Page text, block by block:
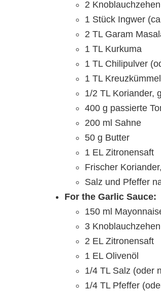
2
1 Stück Ingwer
2 TL Garam
1 TL Kurkuma
1 TL Chilipulver
1 TL
1/2 TL Koriander,
400 g passierte
200 ml Sahne
50 g Butter
1 EL Zitronensaft
Frischer
Salz und Pfeffer
For the Garlic Sauce:
150 ml
3
2 EL Zitronensaft
1 EL Olivenöl
1/4 TL Salz (oder
1/4 TL Pfeffer